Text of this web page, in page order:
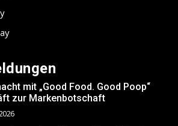
mit „Good Food. Good Poop“
zur Markenbotschaft